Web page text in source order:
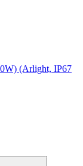
(Arlight, IP67